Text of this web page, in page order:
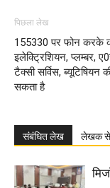
पिछला लेख
155330 पर फोन करके
इलेक्ट्रिशियन, प्लम्बर,
टैक्सी सर्विस, ब्यूटिषियन
सकता है
संबंधित लेख लेखक